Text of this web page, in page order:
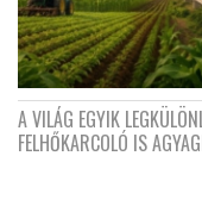
A VILÁG EGYIK
FELHŐKARCOLÓ IS